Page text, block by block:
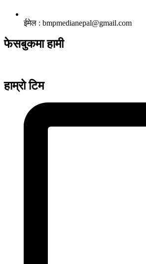
ईमेल : bmpmedianepal@gmail.com
फेसबुकमा हामी
हाम्रो टिम